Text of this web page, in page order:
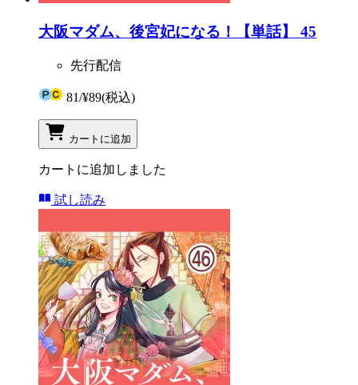
大阪マダム、後宮妃になる！【単話】 45
先行配信
81/¥89(税込)
カートに追加
カートに追加しました
試し読み